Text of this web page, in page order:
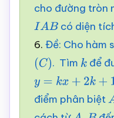
cho đường tròn
IAB
có diện
6. Đề: Cho hàm
(C). Tìm kđể
y =k x+2 k+ 1
điểm phân biệt